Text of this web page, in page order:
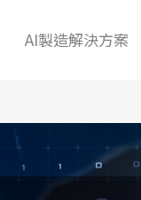
AI製造解決方案